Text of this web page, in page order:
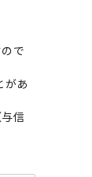
で
があ
信